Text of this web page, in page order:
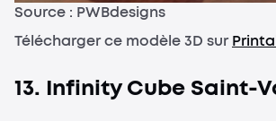
Source : PWBdesigns
Télécharger ce modèle 3D sur
13. Infinity Cube Saint-